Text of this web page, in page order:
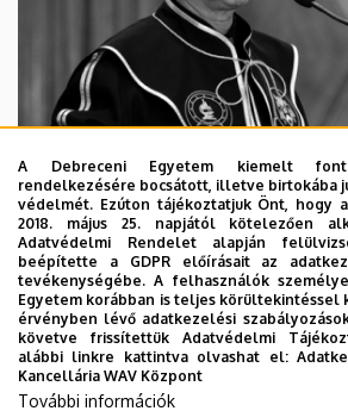
2026. augusztus 5.
Díszdoktorát gyászolja a
Egyetem
INTÉZMÉNYI TTK TUDOMÁNY
A Debreceni Egyetem kiemelt
rendelkezésére bocsátott, illetve birtokába
védelmét. Ezúton tájékoztatjuk Önt, hogy
2018. május 25. napjától kötelezően
Adatvédelmi Rendelet alapján
beépítette a GDPR előírásait az
tevékenységébe. A felhasználók
Egyetem korábban is teljes
érvényben lévő adatkezelési
követve frissítettük Adatvédelmi
alábbi linkre kattintva olvashat el:
Kancellária WAV Központ
További információk